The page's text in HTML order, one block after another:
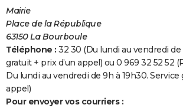
Mairie
Place de la République
63150 La Bourboule
Téléphone : 32 30 (Du lundi au vendredi de
gratuit + prix d’un appel) ou 0 969 32 52 52
Du lundi au vendredi de 9h à 19h30. Service
appel)
Pour envoyer vos courriers :